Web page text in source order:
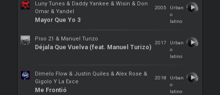
Luny Tunes & Daddy Yankee & Wisin & Don
Omar & Yandel
Mayor Que Yo 3
2005
Urban
o
latino
Piso 21 & Manuel Turizo
Déjala Que Vuelva (feat. Manuel Turizo)
2017
Urban
o
latino
Dímelo Flow & Justin Quiles & Alex Rose &
Gigolo Y La Exce
Me Frontió
2018
Urban
o
latino